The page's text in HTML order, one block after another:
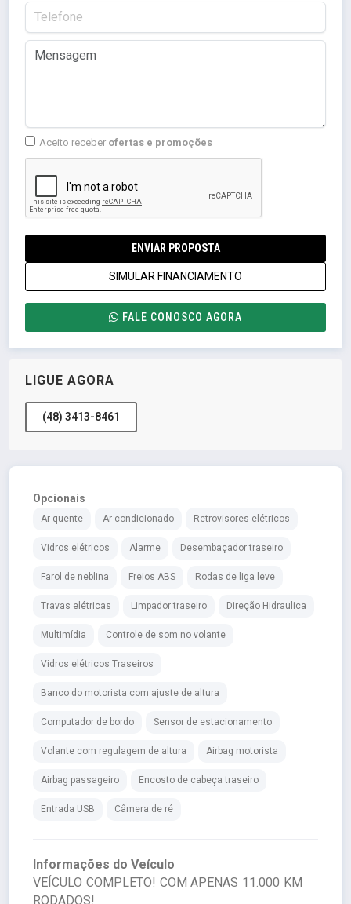
Aceito receber ofertas e promoções
ENVIAR PROPOSTA
SIMULAR FINANCIAMENTO
FALE CONOSCO AGORA
LIGUE AGORA
(48) 3413-8461
Opcionais
Ar quente Ar condicionado Retrovisores elétricos
Vidros elétricos Alarme Desembaçador traseiro
Farol de neblina Freios ABS Rodas de liga leve
Travas elétricas Limpador traseiro Direção Hidraulica
Multimídia Controle de som no volante
Vidros elétricos Traseiros
Banco do motorista com ajuste de altura
Computador de bordo Sensor de estacionamento
Volante com regulagem de altura Airbag motorista
Airbag passageiro Encosto de cabeça traseiro
Entrada USB Câmera de ré
Informações do Veículo
VEÍCULO COMPLETO! COM APENAS 11.000 KM
RODADOS!